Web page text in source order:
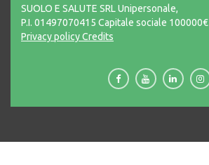
SUOLO E SALUTE SRL Unipersonale,
P.I. 01497070415 Capitale sociale 100000€
Privacy policyCredits